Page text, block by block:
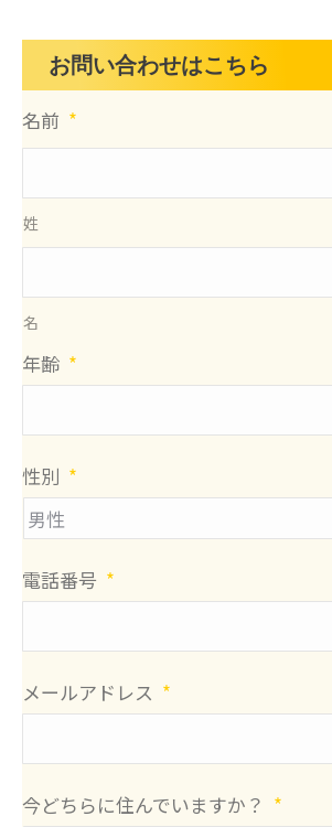
お問い合わせはこちら
名前 *
姓
名
年齢 *
性別 *
電話番号 *
メールアドレス *
今どちらに住んでいますか？ *